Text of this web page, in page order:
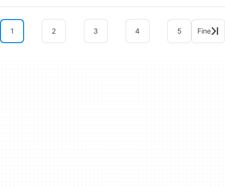
1 2 3 4 5 Fine